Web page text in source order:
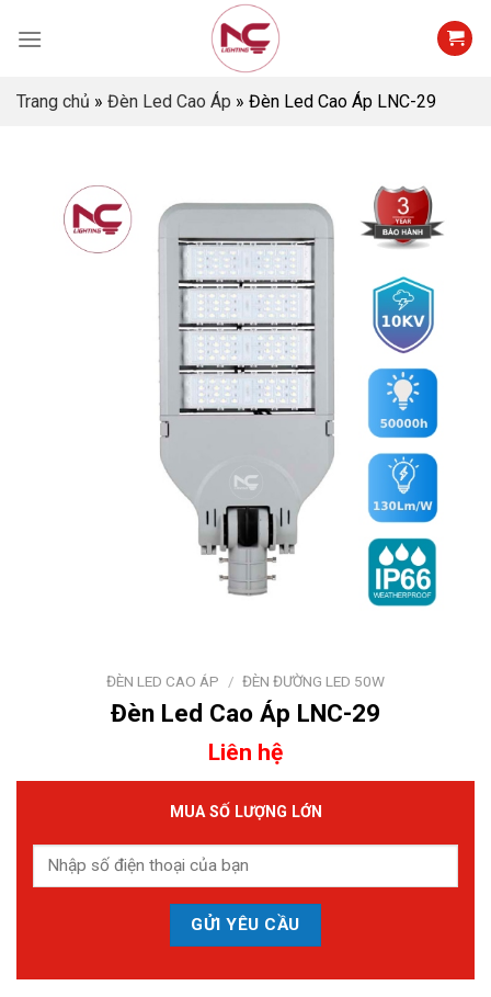
Trang chủ » Đèn Led Cao Áp » Đèn Led Cao Áp LNC-29
ĐÈN LED CAO ÁP / ĐÈN ĐƯỜNG LED 50W
Đèn Led Cao Áp LNC-29
Liên hệ
MUA SỐ LƯỢNG LỚN